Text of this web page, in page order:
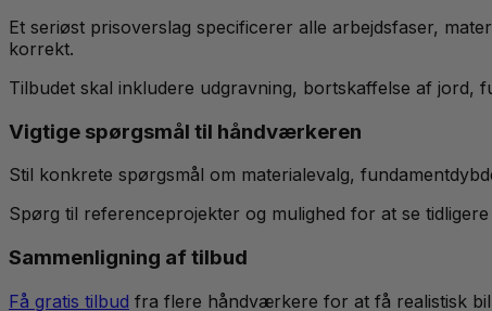
Et seriøst prisoverslag specificerer alle arbejdsfaser,
korrekt.
Tilbudet skal inkludere udgravning, bortskaffelse af jord,
Vigtige spørgsmål til håndværkeren
Stil konkrete spørgsmål om materialevalg,
Spørg til referenceprojekter og mulighed for at se
Sammenligning af tilbud
Få gratis tilbud fra flere håndværkere for at få realistisk